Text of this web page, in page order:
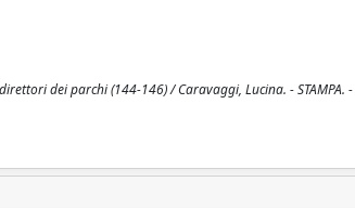
dei parchi (144-146) / Caravaggi, Lucina. - STAMPA. -